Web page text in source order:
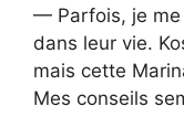
— Parfois, je me
dans leur vie.
mais cette
Mes conseils